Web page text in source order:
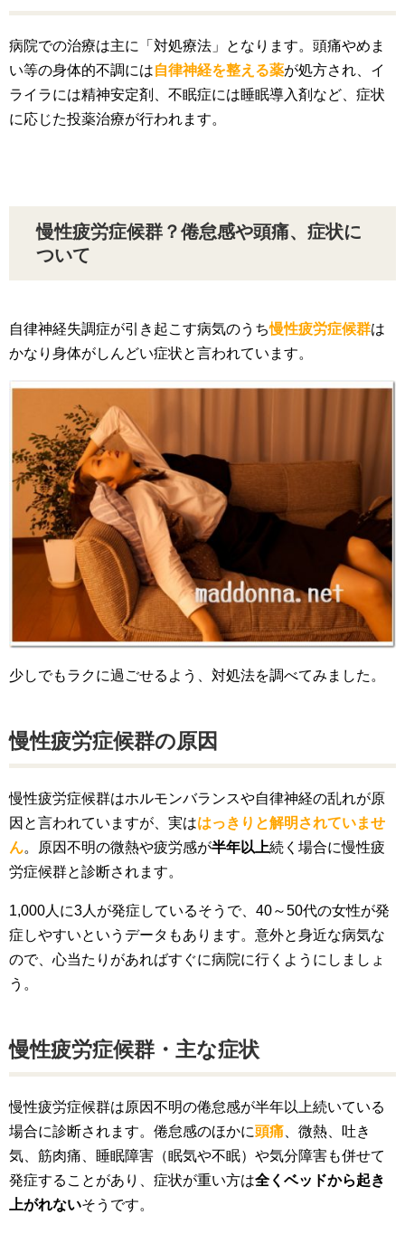
病院での治療は主に「対処療法」となります。頭痛やめま
い等の身体的不調には自律神経を整える薬が処方され、イ
ライラには精神安定剤、不眠症には睡眠導入剤など、症状
に応じた投薬治療が行われます。
慢性疲労症候群？倦怠感や頭痛、症状に
ついて
自律神経失調症が引き起こす病気のうち慢性疲労症候群は
かなり身体がしんどい症状と言われています。
少しでもラクに過ごせるよう、対処法を調べてみました。
慢性疲労症候群の原因
慢性疲労症候群はホルモンバランスや自律神経の乱れが原
因と言われていますが、実ははっきりと解明されていませ
ん。原因不明の微熱や疲労感が半年以上続く場合に慢性疲
労症候群と診断されます。
1,000人に3人が発症しているそうで、40～50代の女性が発
症しやすいというデータもあります。意外と身近な病気な
ので、心当たりがあればすぐに病院に行くようにしましょ
う。
慢性疲労症候群・主な症状
慢性疲労症候群は原因不明の倦怠感が半年以上続いている
場合に診断されます。倦怠感のほかに頭痛 、微熱、吐き
気、筋肉痛、睡眠障害（眠気や不眠）や気分障害も併せて
発症することがあり、症状が重い方は全くベッドから起き
上がれないそうです。